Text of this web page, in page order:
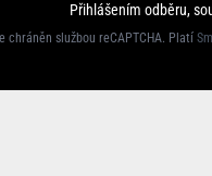
Přihlášením odběru,
chráněn službou reCAPTCHA. Platí